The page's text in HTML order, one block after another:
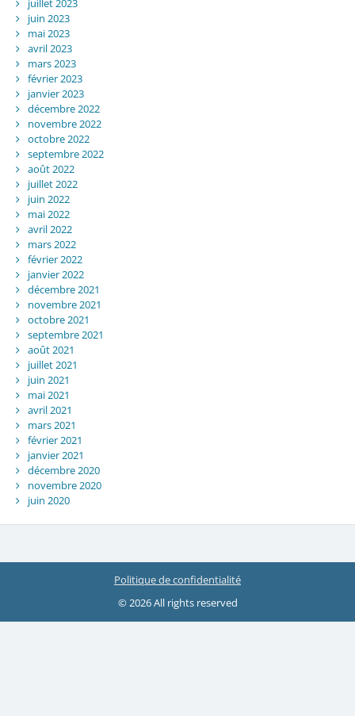
juillet 2023
juin 2023
mai 2023
avril 2023
mars 2023
février 2023
janvier 2023
décembre 2022
novembre 2022
octobre 2022
septembre 2022
août 2022
juillet 2022
juin 2022
mai 2022
avril 2022
mars 2022
février 2022
janvier 2022
décembre 2021
novembre 2021
octobre 2021
septembre 2021
août 2021
juillet 2021
juin 2021
mai 2021
avril 2021
mars 2021
février 2021
janvier 2021
décembre 2020
novembre 2020
juin 2020
Politique de confidentialité
© 2026 All rights reserved